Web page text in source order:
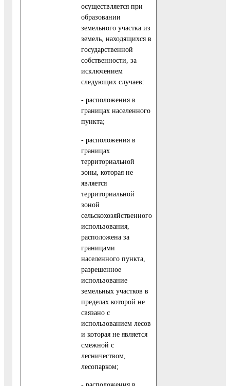
осуществляется при
образовании
земельного участка из
земель, находящихся в
государственной
собственности, за
исключением
следующих случаев:
- расположения в
границах населенного
пункта;
- расположения в
границах
территориальной
зоны, которая не
является
территориальной
зоной
сельскохозяйственного
использования,
расположена за
границами
населенного пункта,
разрешенное
использование
земельных участков в
пределах которой не
связано с
использованием лесов
и которая не является
смежной с
лесничеством,
лесопарком;